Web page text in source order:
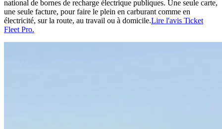
national de bornes de recharge électrique publiques. Une seule carte,
une seule facture, pour faire le plein en carburant comme en
électricité, sur la route, au travail ou à domicile.Lire l'avis Ticket
Fleet Pro.